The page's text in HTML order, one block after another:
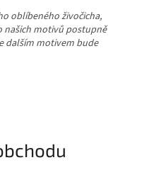
oblíbeného živočicha,
motivů postupně
dalším motivem bude